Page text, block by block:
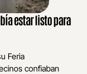
estar listo para
Feria
confiaban